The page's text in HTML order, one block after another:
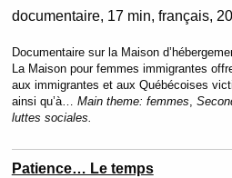
documentaire 17 min français
Documentaire sur la Maison
La Maison pour femmes immigrantes
aux immigrantes et aux Québécoises
ainsi qu’à… Main theme: femmes
luttes sociales.
Patience… Le temps